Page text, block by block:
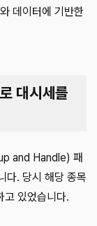
데이터에 기반한
대시세를
and Handle) 패
다. 당시 해당 종목
고 있었습니다.